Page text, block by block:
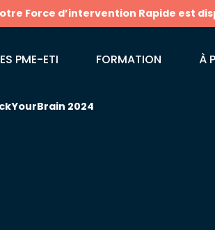
Force d’intervention Rapide est
PME-ETI FORMATION À
2024